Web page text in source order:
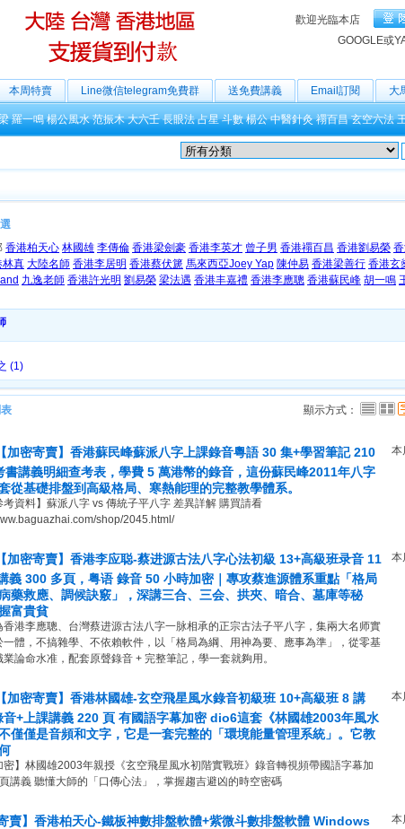
歡迎光臨本店
GOOGLE或
本周特賣 Line微信telegram免費群 送免費講義 Email訂閱 大
羅一鳴 楊公風水 范振木 大六壬 長眼法 占星 斗數 楊公 中醫針灸 禤百昌 玄空六法
香港柏天心 林國雄 李傳倫 香港梁劍豪 香港李英才 曾子男 香港禤百昌 香港劉易榮
林真 大陸名師 香港李居明 香港蔡伏篪 馬來西亞Joey Yap 陳仲易 香港梁善行 香港玄
九逸老師 香港許光明 劉易榮 梁法遇 香港丰嘉禮 香港李應聰 香港蘇民峰 胡一鳴
(1)
顯示方式：
加密寄賣】香港蘇民峰蘇派八字上課錄音粵語 30 集+學習筆記 210
書講義明細查考表，學費 5 萬港幣的錄音，這份蘇民峰2011年八字
從基礎排盤到高級格局、寒熱能理的完整教學體系。
考資料】蘇派八字 vs 傳統子平八字 差異詳解 購買請看
shop/2045.html/
本
加密寄賣】香港李应聪-蔡进源古法八字心法初級 13+高級班录音 11
義 300 多頁，粤语 錄音 50 小時加密｜專攻蔡進源體系重點「格局
藥救應、調候訣竅」，深講三合、三会、拱夾、暗合、墓庫等秘
富貴貧
香港李應聰、台灣蔡进源古法八字一脉相承的正宗古法子平八字，集兩大名师實
一體，不搞雜學、不依賴軟件，以「格局為綱、用神為要、應事為準」，從零基
論命水准，配套原聲錄音 + 完整筆記，學一套就夠用。
本
加密寄賣】香港林國雄-玄空飛星風水錄音初級班 10+高級班 8 講
音+上課講義 220 頁 有國語字幕加密 dio6這套《林國雄2003年風水
僅僅是音頻和文字，它是一套完整的「環境能量管理系統」。它教
密】林國雄2003年親授《玄空飛星風水初階實戰班》錄音轉視頻帶國語字幕加
講義 聽懂大師的「口傳心法」，掌握趨吉避凶的時空密碼
本
賣】香港柏天心-鐵板神數排盤軟體+紫微斗數排盤軟體 Windows 本